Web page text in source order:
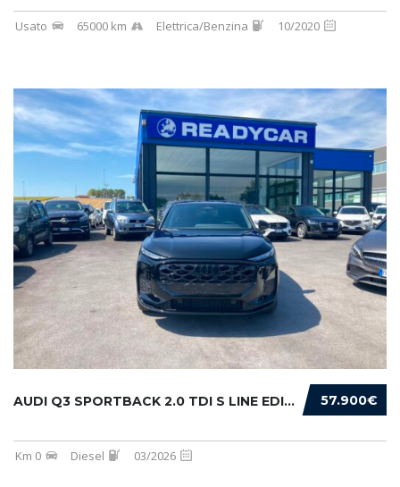
Usato 65000 km Elettrica/Benzina 10/2020
57.900€
AUDI Q3 SPORTBACK 2.0 TDI S LINE EDITION 150...
Km 0 Diesel 03/2026